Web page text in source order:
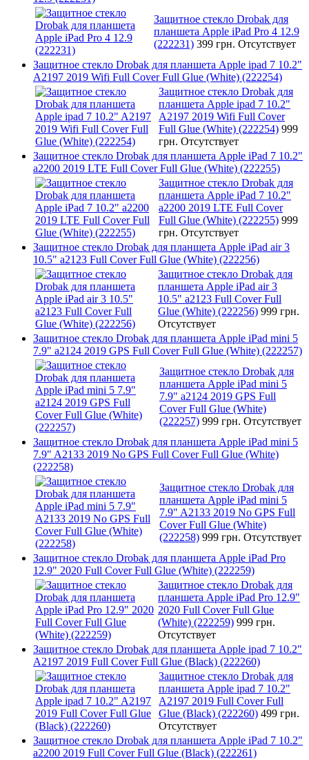
Защитное стекло Drobak для
планшета Apple iPad Pro 4 12.9
(222231) 399 грн. Отсутствует
Защитное стекло Drobak для планшета Apple ipad 7 10.2"
A2197 2019 Wifi Full Cover Full Glue (White) (222254)
Защитное стекло Drobak для
планшета Apple ipad 7 10.2"
A2197 2019 Wifi Full Cover
Full Glue (White) (222254) 999
грн. Отсутствует
Защитное стекло Drobak для планшета Apple iPad 7 10.2"
a2200 2019 LTE Full Cover Full Glue (White) (222255)
Защитное стекло Drobak для
планшета Apple iPad 7 10.2"
a2200 2019 LTE Full Cover
Full Glue (White) (222255) 999
грн. Отсутствует
Защитное стекло Drobak для планшета Apple iPad air 3
10.5" a2123 Full Cover Full Glue (White) (222256)
Защитное стекло Drobak для
планшета Apple iPad air 3
10.5" a2123 Full Cover Full
Glue (White) (222256) 999 грн.
Отсутствует
Защитное стекло Drobak для планшета Apple iPad mini 5
7.9" a2124 2019 GPS Full Cover Full Glue (White) (222257)
Защитное стекло Drobak для
планшета Apple iPad mini 5
7.9" a2124 2019 GPS Full
Cover Full Glue (White)
(222257) 999 грн. Отсутствует
Защитное стекло Drobak для планшета Apple iPad mini 5
7.9" A2133 2019 No GPS Full Cover Full Glue (White)
(222258)
Защитное стекло Drobak для
планшета Apple iPad mini 5
7.9" A2133 2019 No GPS Full
Cover Full Glue (White)
(222258) 999 грн. Отсутствует
Защитное стекло Drobak для планшета Apple iPad Pro
12.9" 2020 Full Cover Full Glue (White) (222259)
Защитное стекло Drobak для
планшета Apple iPad Pro 12.9"
2020 Full Cover Full Glue
(White) (222259) 999 грн.
Отсутствует
Защитное стекло Drobak для планшета Apple ipad 7 10.2"
A2197 2019 Full Cover Full Glue (Black) (222260)
Защитное стекло Drobak для
планшета Apple ipad 7 10.2"
A2197 2019 Full Cover Full
Glue (Black) (222260) 499 грн.
Отсутствует
Защитное стекло Drobak для планшета Apple iPad 7 10.2"
a2200 2019 Full Cover Full Glue (Black) (222261)